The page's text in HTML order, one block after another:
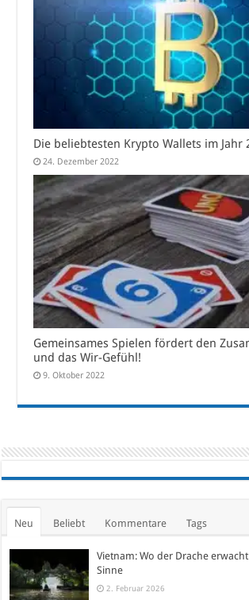
Die beliebtesten Krypto Wallets im Jahr
24. Dezember 2022
Gemeinsames Spielen fördert den
und das Wir-Gefühl!
9. Oktober 2022
Neu Beliebt Kommentare Tags
Vietnam: Wo der Drache
Sinne
2. Februar 2026